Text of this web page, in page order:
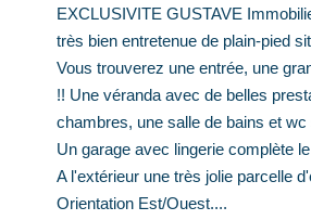
EXCLUSIVITE GUSTAVE
très bien entretenue de plain-pied
Vous trouverez une entrée, une
!! Une véranda avec de belles
chambres, une salle de bains et wc
Un garage avec lingerie complète
A l'extérieur une très jolie parcelle
Orientation Est/Ouest....